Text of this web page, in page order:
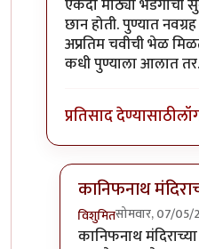
एकदा मोठ्या भडंगाची
छान होती. पुण्यात
अप्रतिम चवीची भेळ
कधी पुण्याला आलात तर.
प्रतिसाद देण्यासाठी
कानिफनाथ
विशुमितसोमवार, 07/05/
In reply toअगदी.
कानिफनाथ